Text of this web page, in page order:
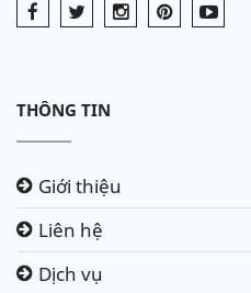
THÔNG TIN
Giới thiệu
Liên hệ
Dịch vụ